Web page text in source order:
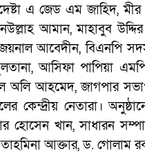
এ জেড এম জাহিদ, মীর
আমান, মাহাবুব
আবেদীন, বিএনপি
আসিফা পাপিয়া
অলি আহমেদ, জাগপার
কেন্দ্রীয় নেতারা।
হোসেন খান, সাধারন
আক্তার, ড. গোলাম